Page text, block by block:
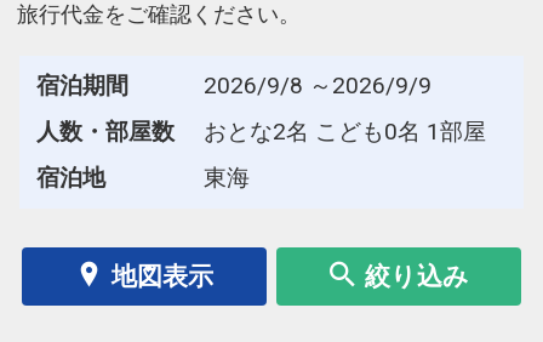
旅行代金をご確認ください。
宿泊期間
2026/9/8 ～2026/9/9
人数・部屋数
おとな2名 こども0名 1部屋
宿泊地
東海
地図表示 絞り込み